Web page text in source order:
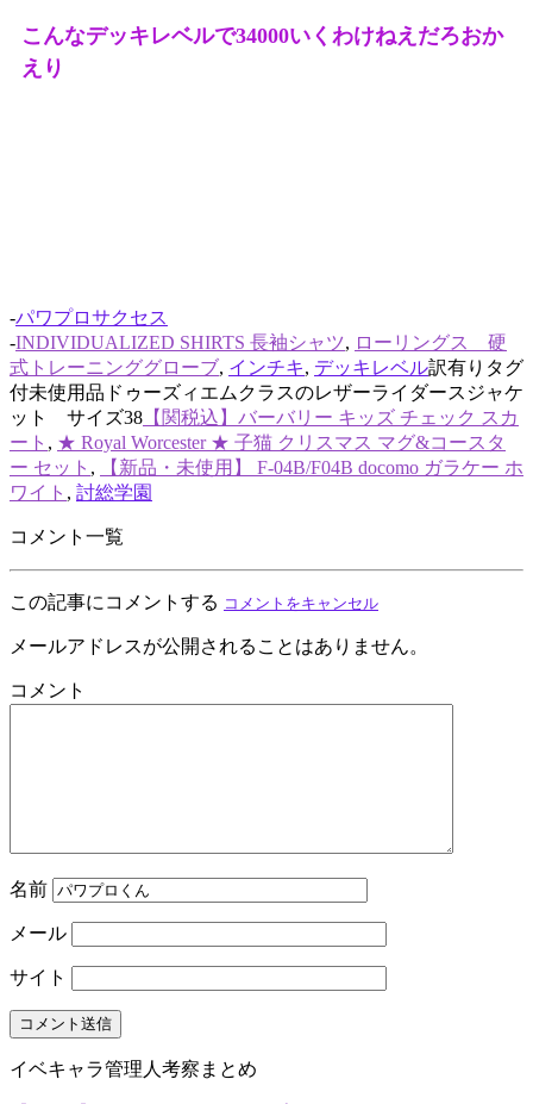
こんなデッキレベルで34000いくわけねえだろおか
えり
-パワプロサクセス
-INDIVIDUALIZED SHIRTS 長袖シャツ, ローリングス 硬
式トレーニンググローブ, インチキ, デッキレベル訳有りタグ
付未使用品ドゥーズィエムクラスのレザーライダースジャケ
ット サイズ38 【関税込】バーバリー キッズ チェック スカ
ート , ★ Royal Worcester ★ 子猫 クリスマス マグ&コースタ
ー セット ,
【新品・未使用】 F-04B/F04B docomo ガラケー ホ
ワイト , 討総学園
コメント一覧
この記事にコメントする コメントをキャンセル
メールアドレスが公開されることはありません。
コメント
名前
メール
サイト
イベキャラ管理人考察まとめ